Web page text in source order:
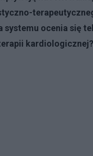
systemu ocenia się
kardiologicznej?